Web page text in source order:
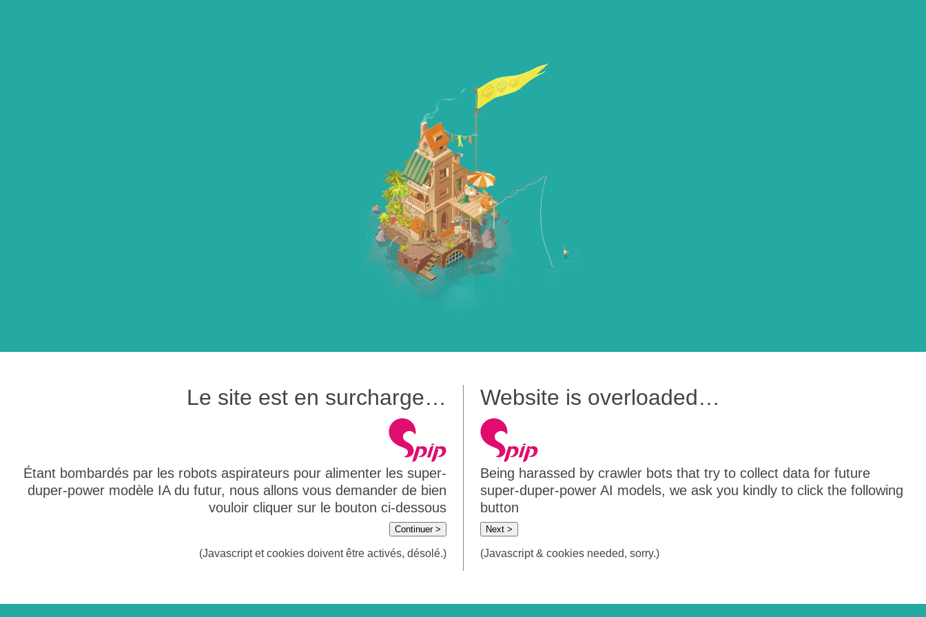
Le site est en surcharge…
Étant bombardés par les robots aspirateurs pour alimenter les super-
duper-power modèle IA du futur, nous allons vous demander de bien
vouloir cliquer sur le bouton ci-dessous
Continuer >
(Javascript et cookies doivent être activés, désolé.)
Website is overloaded…
Being harassed by crawler bots that try to collect data for future
super-duper-power AI models, we ask you kindly to click the following
button
Next >
(Javascript & cookies needed, sorry.)